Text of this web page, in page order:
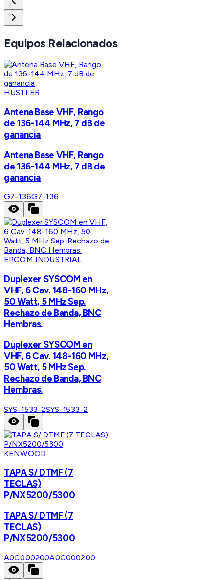
Equipos Relacionados
HUSTLER
Antena Base VHF, Rango
de 136-144 MHz, 7 dB de
ganancia
Antena Base VHF, Rango
de 136-144 MHz, 7 dB de
ganancia
G7-136G7-136
EPCOM INDUSTRIAL
Duplexer SYSCOM en
VHF, 6 Cav. 148-160 MHz,
50 Watt, 5 MHz Sep.
Rechazo de Banda, BNC
Hembras.
Duplexer SYSCOM en
VHF, 6 Cav. 148-160 MHz,
50 Watt, 5 MHz Sep.
Rechazo de Banda, BNC
Hembras.
SYS-1533-2SYS-1533-2
KENWOOD
TAPA S/ DTMF (7
TECLAS)
P/NX5200/5300
TAPA S/ DTMF (7
TECLAS)
P/NX5200/5300
A0C000200A0C000200